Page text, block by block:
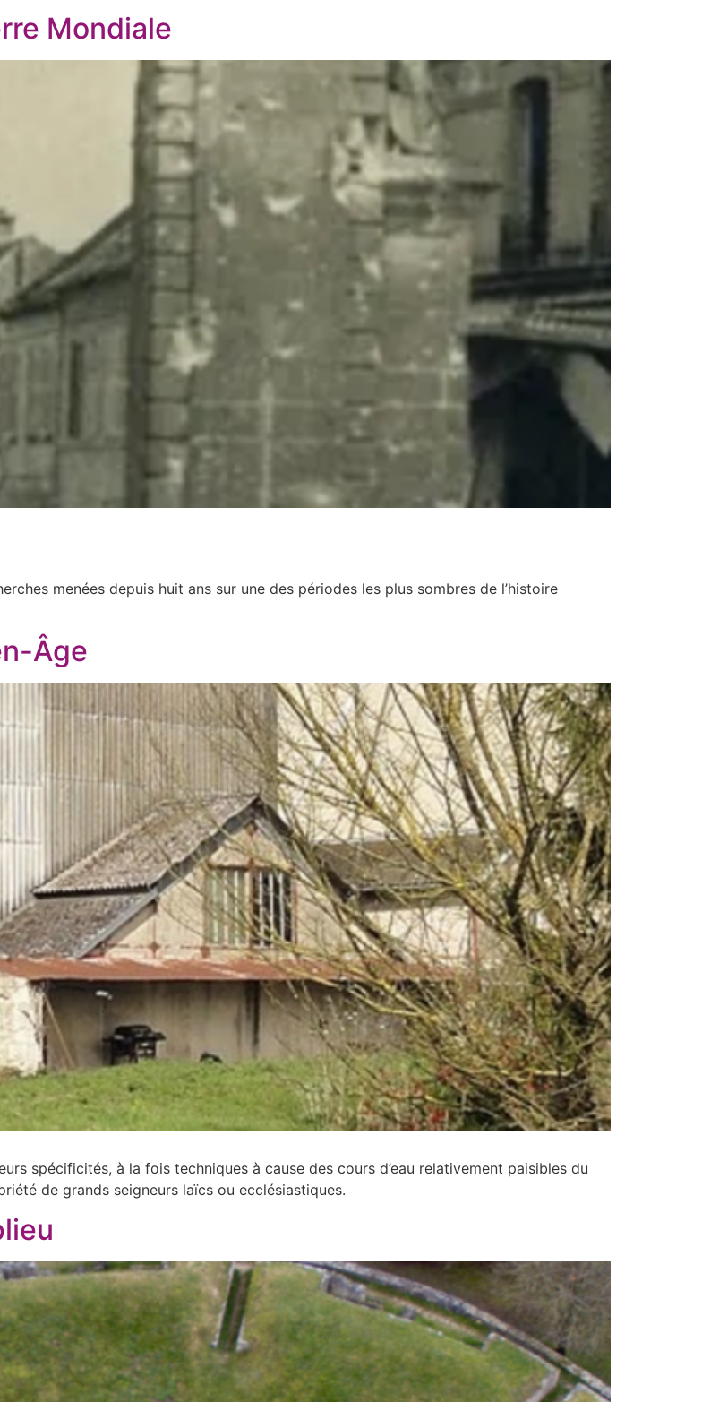
Mondiale
menées depuis huit ans sur une des périodes les plus sombres de l’histoire
Âge
spécificités, à la fois techniques à cause des cours d’eau relativement paisibles du
de grands seigneurs laïcs ou ecclésiastiques.